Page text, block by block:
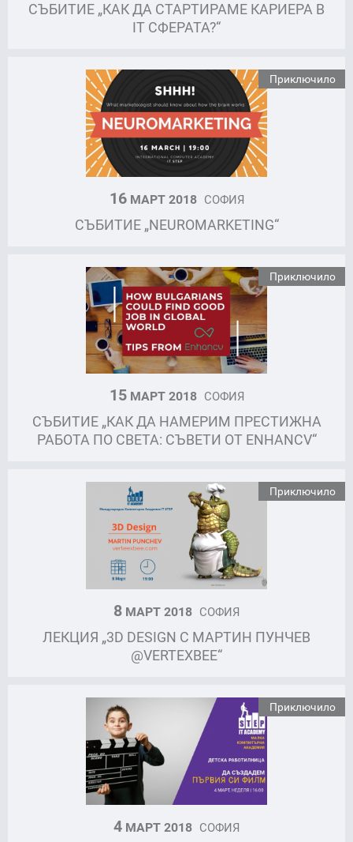
СЪБИТИЕ „КАК ДА СТАРТИРАМЕ КАРИЕРА В
IT СФЕРАТА?“
Приключило
16МАРТ 2018 СОФИЯ
СЪБИТИЕ „NEUROMARKETING“
Приключило
15МАРТ 2018 СОФИЯ
СЪБИТИЕ „КАК ДА НАМЕРИМ ПРЕСТИЖНА
РАБОТА ПО СВЕТА: СЪВЕТИ ОТ ENHANCV“
Приключило
8 МАРТ 2018 СОФИЯ
ЛЕКЦИЯ „3D DESIGN С МАРТИН ПУНЧЕВ
@VERTEXBEE“
Приключило
4 МАРТ 2018 СОФИЯ